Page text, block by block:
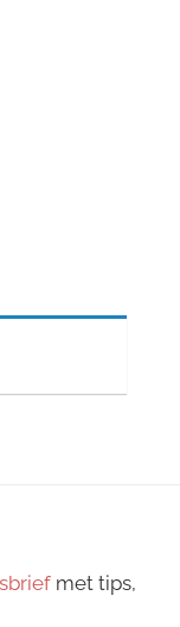
met tips,